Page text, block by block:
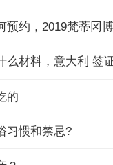
预约，2019梵蒂冈
么材料，意大利 签
的
习惯和禁忌?